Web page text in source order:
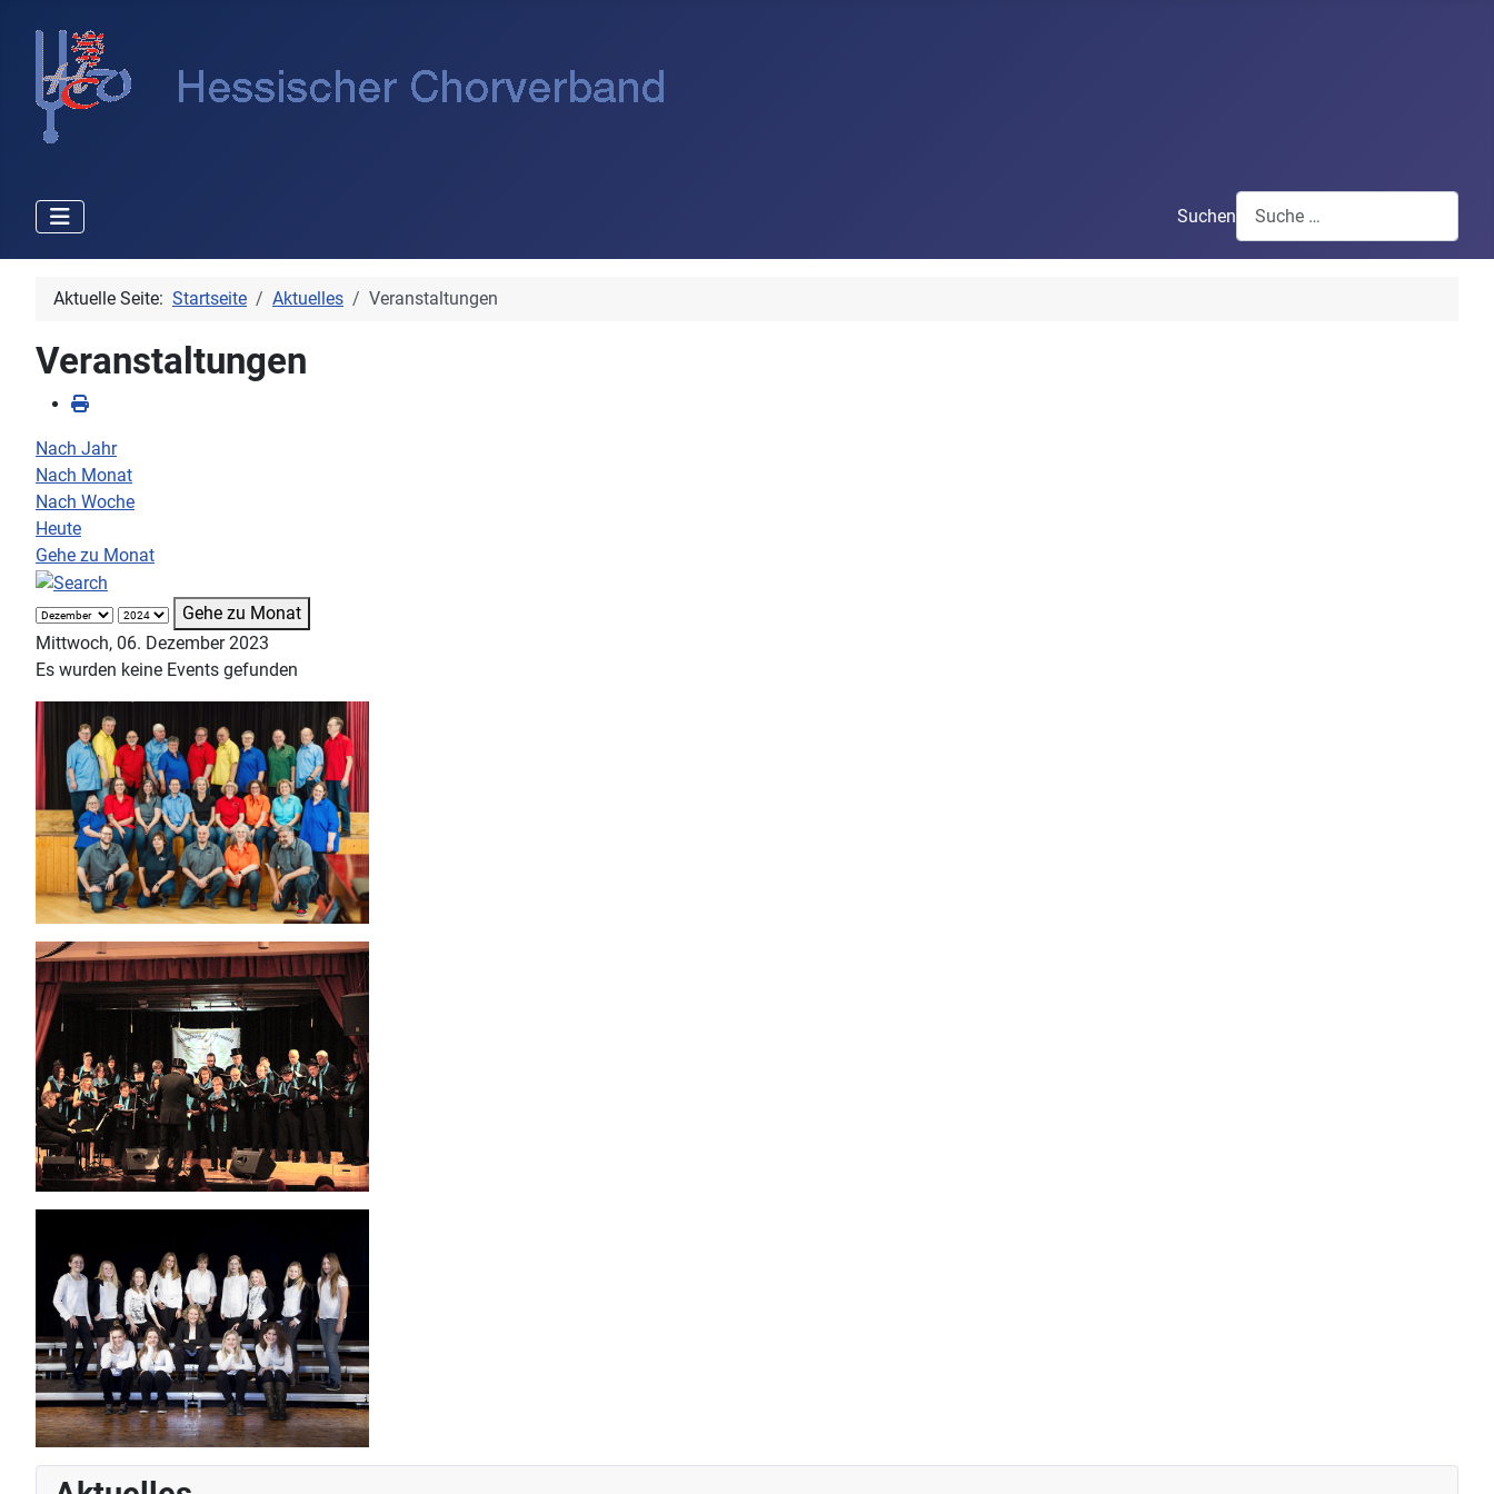
Suchen
Aktuelle Seite: Startseite Aktuelles Veranstaltungen
Veranstaltungen
Nach Jahr
Nach Monat
Nach Woche
Heute
Gehe zu Monat
Gehe zu Monat
Mittwoch, 06. Dezember 2023
Es wurden keine Events gefunden